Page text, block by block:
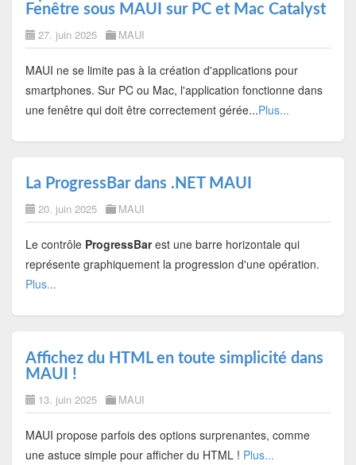
Fenêtre sous MAUI sur PC et Mac Catalyst
27. juin 2025 MAUI
MAUI ne se limite pas à la création d'applications pour
smartphones. Sur PC ou Mac, l'application fonctionne dans
une fenêtre qui doit être correctement gérée...Plus...
La ProgressBar dans .NET MAUI
20. juin 2025 MAUI
Le contrôle ProgressBarest une barre horizontale qui
représente graphiquement la progression d'une opération.
Plus...
Affichez du HTML en toute simplicité dans
MAUI !
13. juin 2025 MAUI
MAUI propose parfois des options surprenantes, comme
une astuce simple pour afficher du HTML ! Plus...